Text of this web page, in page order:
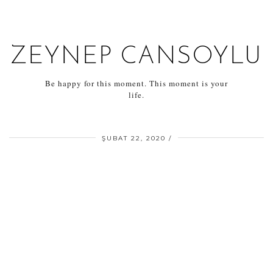
ZEYNEP CANSOYLU
Be happy for this moment. This moment is your
life.
ŞUBAT 22, 2020